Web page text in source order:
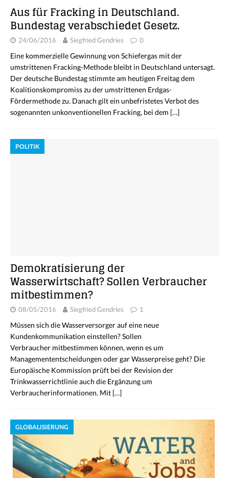
Aus für Fracking in Deutschland.
Bundestag verabschiedet Gesetz.
24/06/2016 Siegfried Gendries 0
Eine kommerzielle Gewinnung von Schiefergas mit der
umstrittenen Fracking-Methode bleibt in Deutschland untersagt.
Der deutsche Bundestag stimmte am heutigen Freitag dem
Koalitionskompromiss zu der umstrittenen Erdgas-
Fördermethode zu. Danach gilt ein unbefristetes Verbot des
sogenannten unkonventionellen Fracking, bei dem […]
POLITIK
Demokratisierung der
Wasserwirtschaft? Sollen Verbraucher
mitbestimmen?
08/05/2016 Siegfried Gendries 1
Müssen sich die Wasserversorger auf eine neue
Kundenkommunikation einstellen? Sollen
Verbraucher mitbestimmen können, wenn es um
Managemententscheidungen oder gar Wasserpreise geht? Die
Europäische Kommission prüft bei der Revision der
Trinkwasserrichtlinie auch die Ergänzung um
Verbraucherinformationen. Mit […]
GLOBALISIERUNG